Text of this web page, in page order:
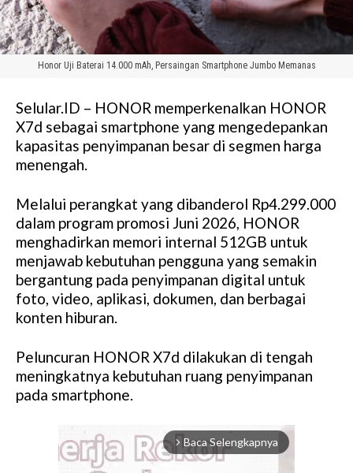
Honor Uji Baterai 14.000 mAh, Persaingan Smartphone Jumbo Memanas
Selular.ID – HONOR memperkenalkan HONOR
X7d sebagai smartphone yang mengedepankan
kapasitas penyimpanan besar di segmen harga
menengah.
Melalui perangkat yang dibanderol Rp4.299.000
dalam program promosi Juni 2026, HONOR
menghadirkan memori internal 512GB untuk
menjawab kebutuhan pengguna yang semakin
bergantung pada penyimpanan digital untuk
foto, video, aplikasi, dokumen, dan berbagai
konten hiburan.
Peluncuran HONOR X7d dilakukan di tengah
meningkatnya kebutuhan ruang penyimpanan
pada smartphone.
arrow_forward_ios Baca Selengkapnya